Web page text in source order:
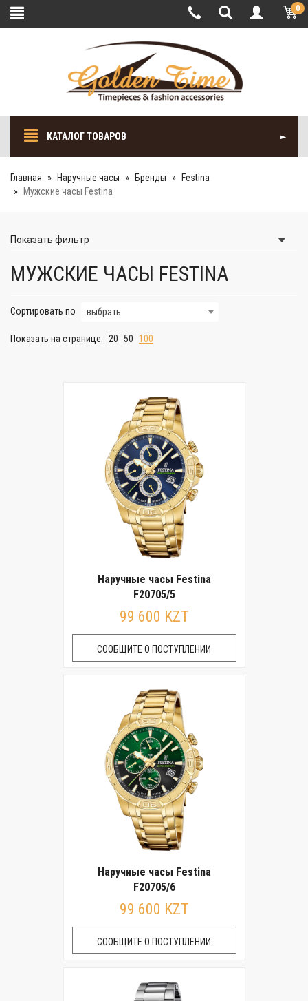
0
КАТАЛОГ ТОВАРОВ
Главная Наручные часы Бренды
Festina
Мужские часы Festina
Показать фильтр
МУЖСКИЕ ЧАСЫ FESTINA
Сортировать по выбрать
Показать на странице: 20 50 100
Наручные часы Festina
F20705/5
99 600 KZT
СООБЩИТЕ О ПОСТУПЛЕНИИ
Наручные часы Festina
F20705/6
99 600 KZT
СООБЩИТЕ О ПОСТУПЛЕНИИ